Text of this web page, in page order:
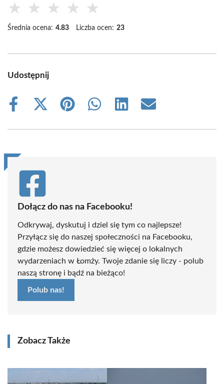
★ ★ ★ ★ ★
Średnia ocena: 4.83 Liczba ocen: 23
Udostępnij
Share
Share
(Twitter)
Share
Share
Share
Share
Dołącz do nas na Facebooku!
Odkrywaj, dyskutuj i dziel się tym co najlepsze!
Przyłącz się do naszej społeczności na Facebooku,
gdzie możesz dowiedzieć się więcej o lokalnych
wydarzeniach w Łomży. Twoje zdanie się liczy - polub
naszą stronę i bądź na bieżąco!
Polub nas!
Zobacz Także